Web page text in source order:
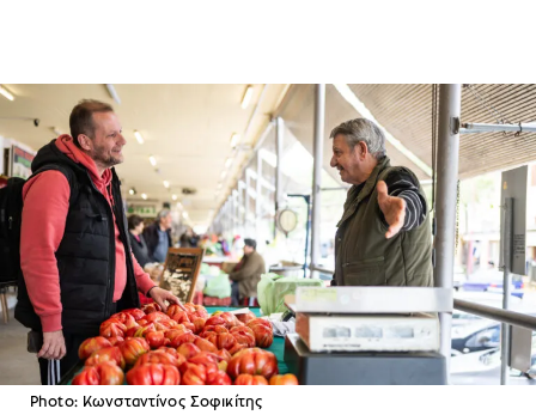
Photo: Κωνσταντίνος Σοφικίτης